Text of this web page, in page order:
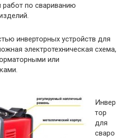
работ по свариванию
инверторных устройств для
электротехническая схема,
или
Инвер
тор
для
сваро